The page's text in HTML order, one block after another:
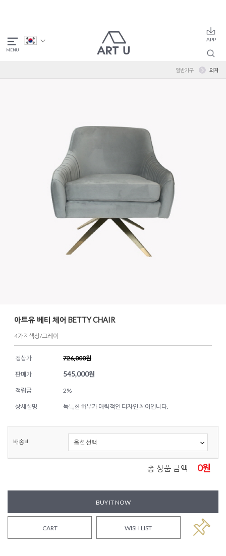
일반가구 의자
아트유 베티 체어 BETTY CHAIR
4가지색상/그레이
정상가 726,000원
판매가 545,000원
적립금 2%
상세설명 독특한 하부가 매력적인 디자인 체어입니다.
배송비
총 상품 금액 0원
BUY IT NOW
CART WISH LIST